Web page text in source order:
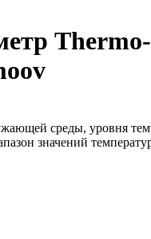
Thermo-
среды, уровня
значений